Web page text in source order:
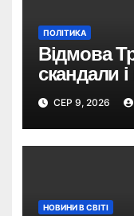
ПОЛІТИКА
Відмова
скандали
України –
СЕР 9, 2026
НОВИНИ В СВІТІ